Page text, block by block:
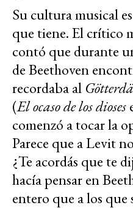
Su cultura musical
que tiene. El crítico
contó que durante
de Beethoven
recordaba al
(El ocaso de los dioses
comenzó a tocar la
Parece que a Levit
¿Te acordás que te
hacía pensar en
entero que a los que